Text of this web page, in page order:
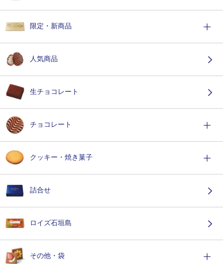
限定・新商品
人気商品
生チョコレート
チョコレート
クッキー・焼き菓子
詰合せ
ロイズ石垣島
その他・袋